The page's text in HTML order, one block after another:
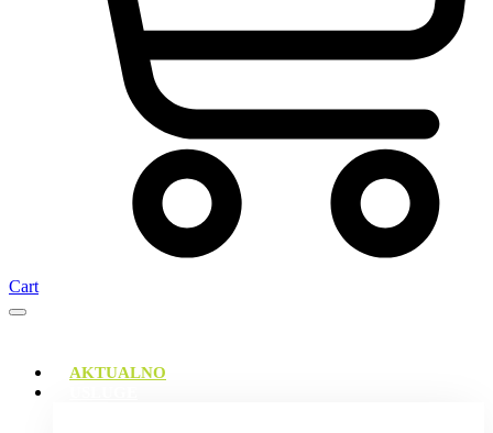
Cart
AKTUALNO